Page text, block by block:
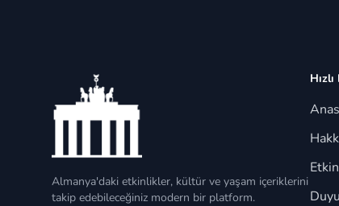
Almanya'daki etkinlikler, kültür ve yaşam içeriklerini
takip edebileceğiniz modern bir platform.